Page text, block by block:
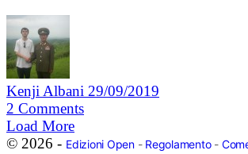
Kenji Albani 29/09/2019
2 Comments
Load More
© 2026 - Edizioni Open- Regolamento-